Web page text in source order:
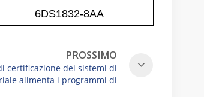
6DS1832-8AA
PROSSIMO
certificazione dei sistemi di
alimenta i programmi di